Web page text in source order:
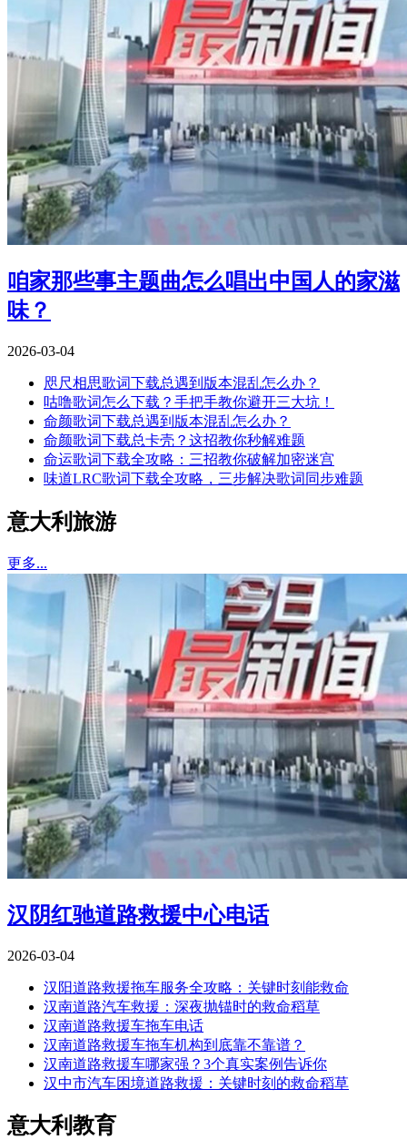
咱家那些事主题曲怎么唱出中国人的家滋
味？
2026-03-04
咫尺相思歌词下载总遇到版本混乱怎么办？
咕噜歌词怎么下载？手把手教你避开三大坑！
命颜歌词下载总遇到版本混乱怎么办？
命颜歌词下载总卡壳？这招教你秒解难题
命运歌词下载全攻略：三招教你破解加密迷宫
味道LRC歌词下载全攻略，三步解决歌词同步难题
意大利旅游
更多...
汉阴红驰道路救援中心电话
2026-03-04
汉阳道路救援拖车服务全攻略：关键时刻能救命
汉南道路汽车救援：深夜抛锚时的救命稻草
汉南道路救援车拖车电话
汉南道路救援车拖车机构到底靠不靠谱？
汉南道路救援车哪家强？3个真实案例告诉你
汉中市汽车困境道路救援：关键时刻的救命稻草
意大利教育